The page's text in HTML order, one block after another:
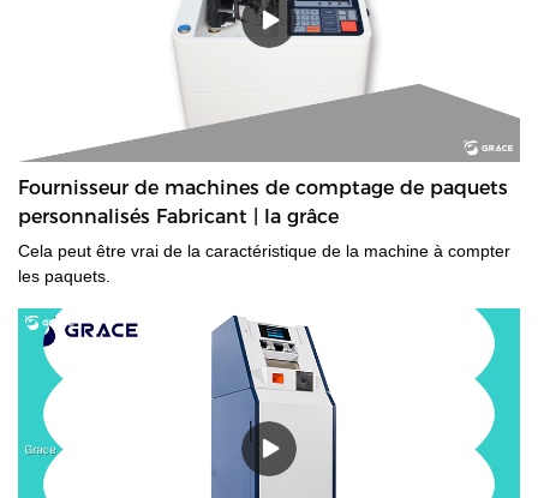
Fournisseur de machines de comptage de paquets
personnalisés Fabricant | la grâce
Cela peut être vrai de la caractéristique de la machine à compter
les paquets.